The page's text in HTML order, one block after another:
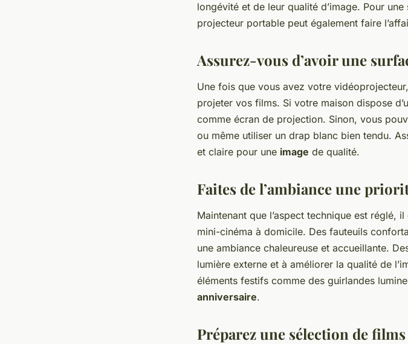
longévité et de leur qualité d’image. Pour
projecteur portable peut également faire
Assurez-vous d’avoir une
Une fois que vous avez votre
projeter vos films. Si votre maison dispose
comme écran de projection. Sinon, vous
ou même utiliser un drap blanc bien tendu.
et claire pour une image de qualité.
Faites de l’ambiance une
Maintenant que l’aspect technique est réglé,
mini-cinéma à domicile. Des fauteuils
une ambiance chaleureuse et accueillante.
lumière externe et à améliorer la qualité de
éléments festifs comme des guirlandes
anniversaire.
Préparez une sélection de films